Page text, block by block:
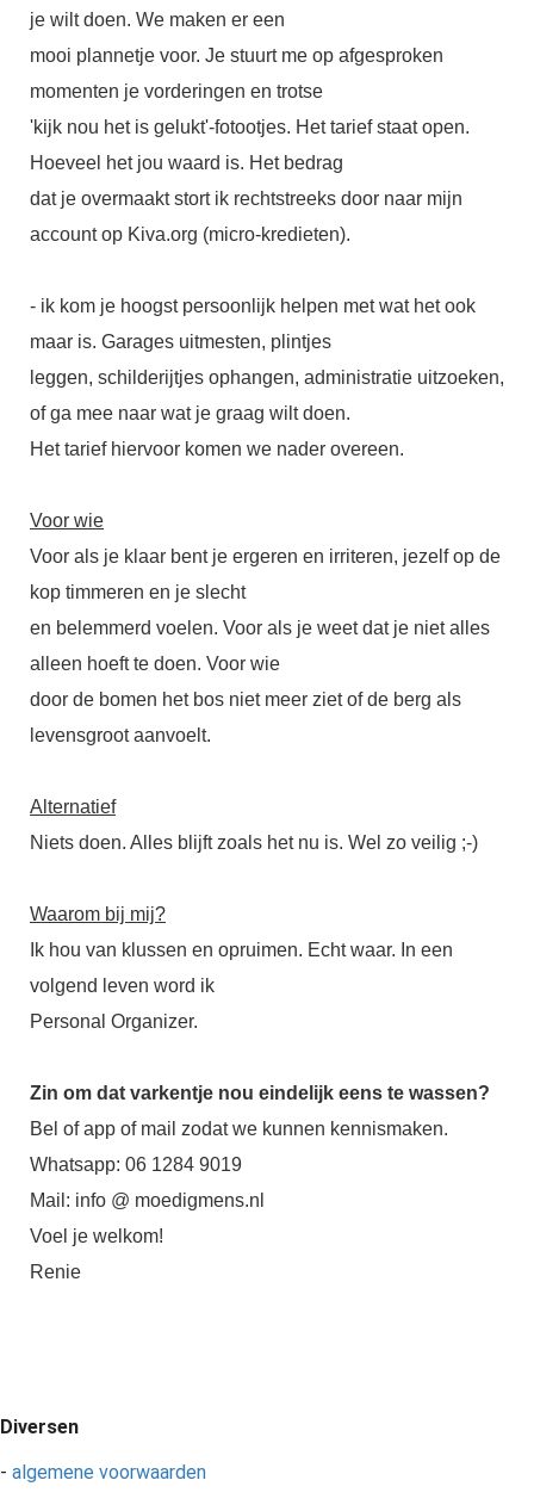
je wilt doen. We maken er een
mooi plannetje voor. Je stuurt me op afgesproken
momenten je vorderingen en trotse
'kijk nou het is gelukt'-fotootjes. Het tarief staat open.
Hoeveel het jou waard is. Het bedrag
dat je overmaakt stort ik rechtstreeks door naar mijn
account op Kiva.org (micro-kredieten).
- ik kom je hoogst persoonlijk helpen met wat het ook
maar is. Garages uitmesten, plintjes
leggen, schilderijtjes ophangen, administratie uitzoeken,
of ga mee naar wat je graag wilt doen.
Het tarief hiervoor komen we nader overeen.
Voor wie
Voor als je klaar bent je ergeren en irriteren, jezelf op de
kop timmeren en je slecht
en belemmerd voelen. Voor als je weet dat je niet alles
alleen hoeft te doen. Voor wie
door de bomen het bos niet meer ziet of de berg als
levensgroot aanvoelt.
Alternatief
Niets doen. Alles blijft zoals het nu is. Wel zo veilig ;-)
Waarom bij mij?
Ik hou van klussen en opruimen. Echt waar. In een
volgend leven word ik
Personal Organizer.
Zin om dat varkentje nou eindelijk eens te wassen?
Bel of app of mail zodat we kunnen kennismaken.
Whatsapp: 06 1284 9019
Mail: info @ moedigmens.nl
Voel je welkom!
Renie
Diversen
- algemene voorwaarden